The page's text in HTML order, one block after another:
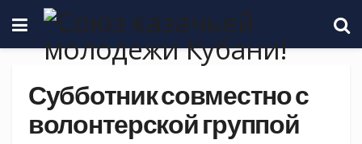
Субботник совместно с
волонтерской группой